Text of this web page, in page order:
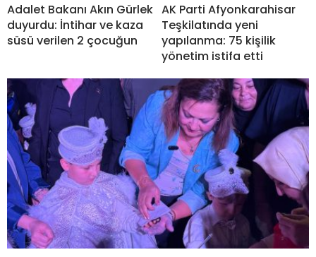
Adalet Bakanı Akın Gürlek
duyurdu: İntihar ve kaza
süsü verilen 2 çocuğun
AK Parti Afyonkarahisar
Teşkilatında yeni
yapılanma: 75 kişilik
yönetim istifa etti